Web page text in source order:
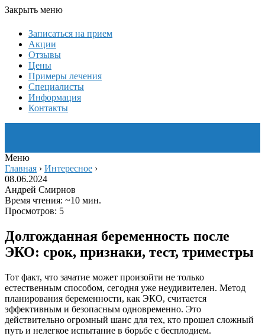
Закрыть меню
Записаться на прием
Акции
Отзывы
Цены
Примеры лечения
Специалисты
Информация
Контакты
Меню
Главная › Интересное ›
08.06.2024
Андрей Смирнов
Время чтения: ~10 мин.
Просмотров: 5
Долгожданная беременность после
ЭКО: срок, признаки, тест, триместры
Тот факт, что зачатие может произойти не только
естественным способом, сегодня уже неудивителен. Метод
планирования беременности, как ЭКО, считается
эффективным и безопасным одновременно. Это
действительно огромный шанс для тех, кто прошел сложный
путь и нелегкое испытание в борьбе с бесплодием.